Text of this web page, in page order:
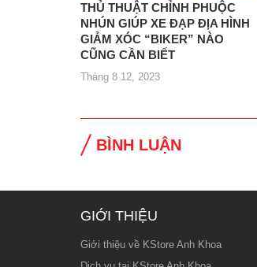
THỦ THUẬT CHỈNH PHUỘC
NHÚN GIÚP XE ĐẠP ĐỊA HÌNH
GIẢM XÓC “BIKER” NÀO
CŨNG CẦN BIẾT
Tháng 8 12, 2023
BÌNH LUẬN
GIỚI THIỆU
Giới thiệu về KStore Anh Khoa